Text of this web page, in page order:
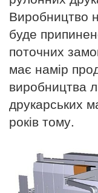
Виробництво
буде
поточних
має намір
виробництва
друкарських
років тому.